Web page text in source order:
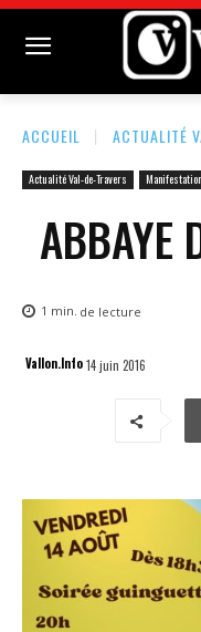
ACCUEIL ACTUALITÉ
Actualité Val-de-Travers Manifestation
ABBAYE
1 min. de lecture
Vallon.Info14 juin 2016